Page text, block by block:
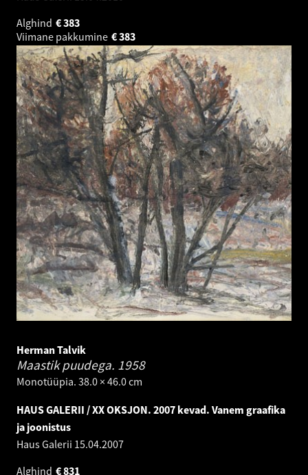
Alghind
383
€
Viimane pakkumine
383
€
Herman Talvik
Maastik puudega. 1958
Monotüüpia. 38.0 × 46.0 cm
HAUS GALERII / XX OKSJON. 2007 kevad. Vanem graafika
ja joonistus
Haus Galerii 15.04.2007
Alghind
831
€